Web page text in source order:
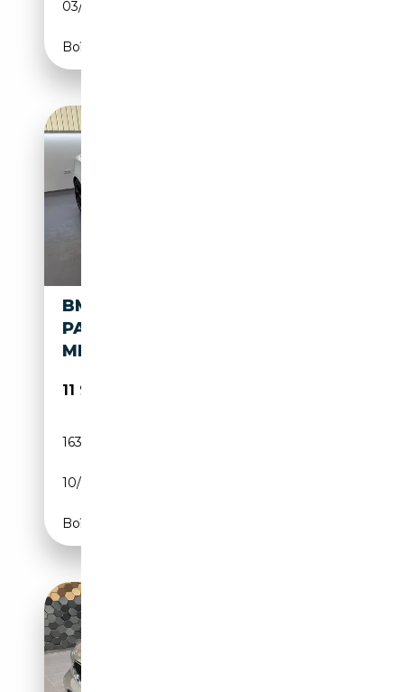
03/2008
Boîte manuelle
BMW 120 D CABRIO SPORT M-
PAKET*XENON*TEILLEDER*TE
MPOMAT...
11 990€
163 291 km
10/2013
Boîte manuelle